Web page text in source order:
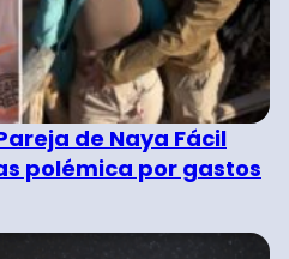
de Naya Fácil
polémica por gastos